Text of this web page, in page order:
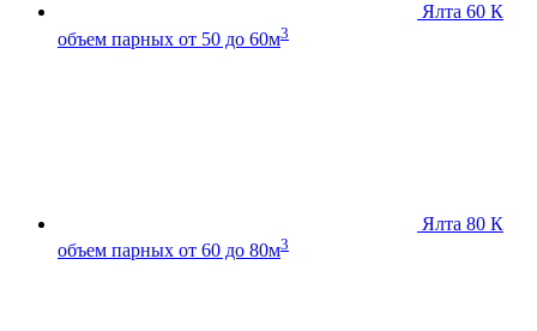
Ялта 60 К
объем парных от 50 до 60м3
Ялта 80 К
объем парных от 60 до 80м3